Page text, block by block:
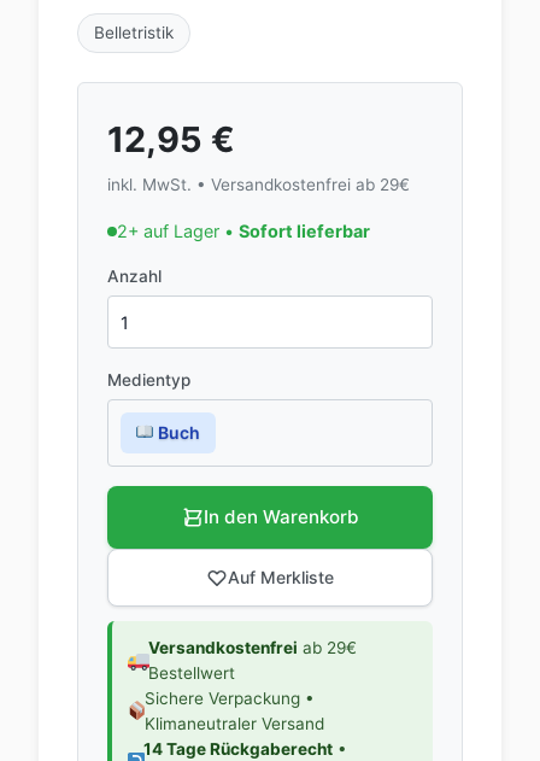
Belletristik
12,95 €
inkl. MwSt. • Versandkostenfrei ab 29€
2+ auf Lager • Sofort lieferbar
Anzahl
Medientyp
Buch
In den Warenkorb
Auf Merkliste
Versandkostenfrei ab 29€
Bestellwert
Sichere Verpackung •
Klimaneutraler Versand
14 Tage Rückgaberecht•